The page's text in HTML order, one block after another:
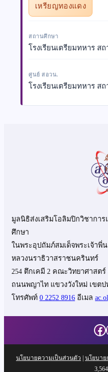
เหรียญทองแดง
สถานศึกษา
โรงเรียนเตรียมทหาร ส
ศูนย์ สอวน.
โรงเรียนเตรียมทหาร ส
มูลนิธิส่งเสริมโอลิมปิกวิชากา
ศึกษา
ในพระอุปถัมภ์สมเด็จพระเจ้าพี่
หลวงนราธิวาสราชนครินทร์
254 ตึกเคมี 2 คณะวิทยาศาสต
ถนนพญาไท แขวงวังใหม่ เขตป
โทรศัพท์ 0 2252 8916 อีเมล
นโยบายความเป็นส่วนตัว | นโยบาย